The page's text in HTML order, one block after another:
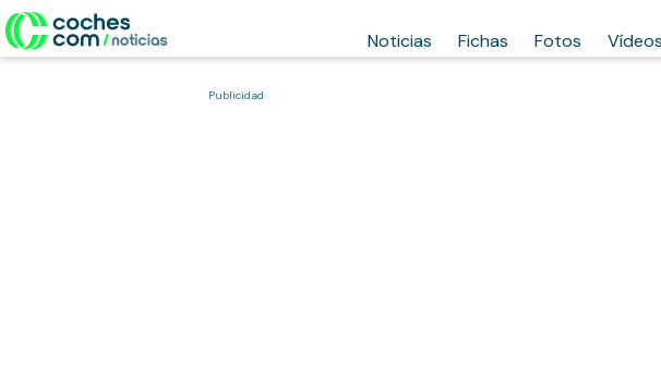
Noticias Fichas Fotos Vídeos
Publicidad